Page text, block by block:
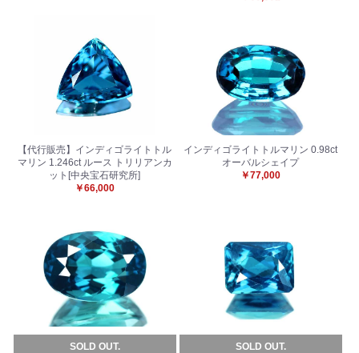
【代行販売】インディゴライトトル
マリン 1.246ct ルース トリリアンカ
ット[中央宝石研究所]
￥66,000
インディゴライトトルマリン 0.98ct
オーバルシェイプ
￥77,000
SOLD OUT. SOLD OUT.
お買い物を続ける カートへ進む